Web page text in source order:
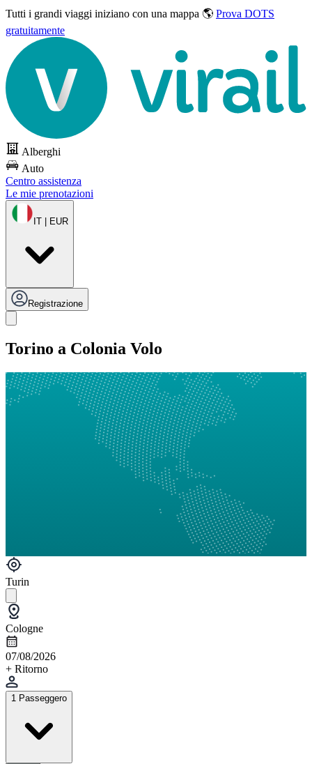
Tutti i grandi viaggi iniziano con una mappa 🌎 Prova DOTS
gratuitamente
Alberghi
Auto
Centro assistenza
Le mie prenotazioni
IT | EUR
Registrazione
Torino a Colonia Volo
Turin
Cologne
07/08/2026
+ Ritorno
1 Passeggero